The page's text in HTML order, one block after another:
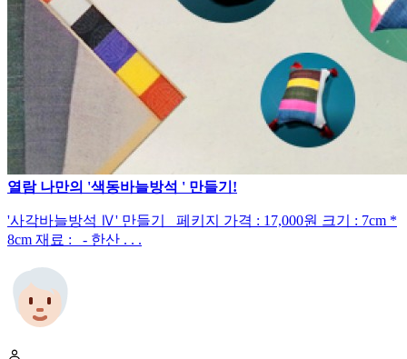
열람나만의 '색동바늘방석 ' 만들기!
'사각바늘방석 Ⅳ' 만들기 페키지 가격 : 17,000원 크기 : 7cm *
8cm 재료 : - 한산 . . .